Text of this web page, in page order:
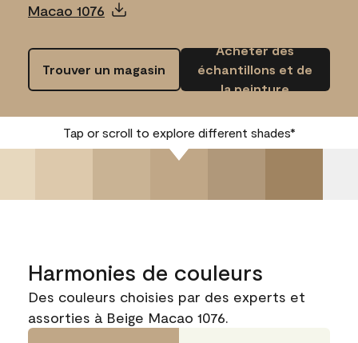
Macao 1076
Trouver un magasin
Acheter des
échantillons et de
la peinture
Tap or scroll to explore different shades*
Harmonies de couleurs
Des couleurs choisies par des experts et
assorties à Beige Macao 1076.